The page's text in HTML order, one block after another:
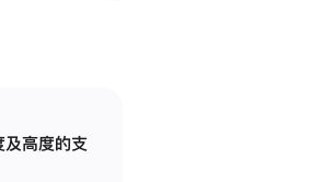
高度的支